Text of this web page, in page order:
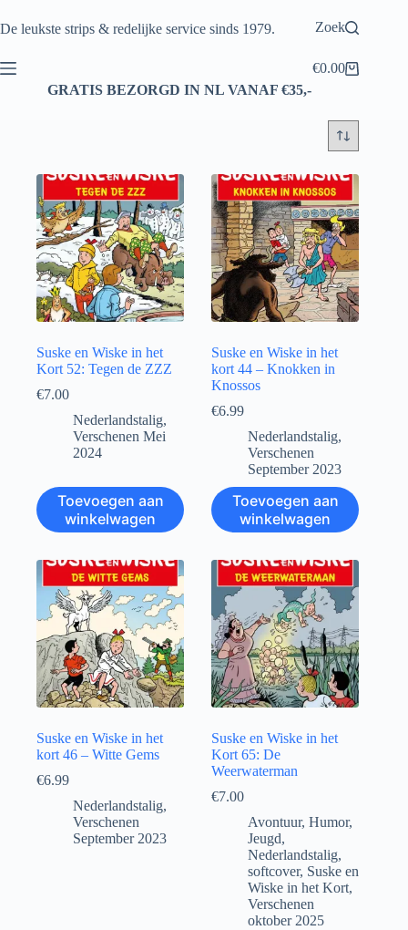
naar
De leukste strips & redelijke service sinds 1979. Zoek
Winkelwagen
€0.00
GRATIS BEZORGD IN NL VANAF €35,-
Suske en Wiske in het
Kort 52: Tegen de ZZZ
€7.00
Nederlandstalig,
Verschenen Mei
2024
Toevoegen aan
winkelwagen
Suske en Wiske in het
kort 44 – Knokken in
Knossos
€6.99
Nederlandstalig,
Verschenen
September 2023
Toevoegen aan
winkelwagen
Suske en Wiske in het
kort 46 – Witte Gems
€6.99
Nederlandstalig,
Verschenen
September 2023
Suske en Wiske in het
Kort 65: De
Weerwaterman
€7.00
Avontuur,Humor,
Jeugd,
Nederlandstalig,
softcover, Suske en
Wiske in het Kort,
Verschenen
oktober 2025